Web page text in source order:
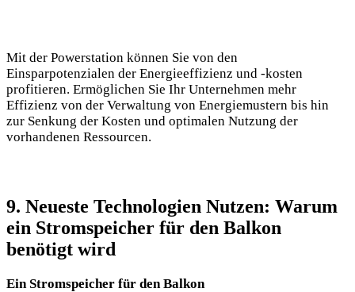
Mit der Powerstation können Sie von den
Einsparpotenzialen der Energieeffizienz und -kosten
profitieren. Ermöglichen Sie Ihr Unternehmen mehr
Effizienz von der Verwaltung von Energiemustern bis hin
zur Senkung der Kosten und optimalen Nutzung der
vorhandenen Ressourcen.
9. Neueste Technologien Nutzen: Warum
ein Stromspeicher für den Balkon
benötigt wird
Ein Stromspeicher für den Balkon